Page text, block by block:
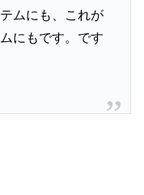
ムにも、これが
にもです。です